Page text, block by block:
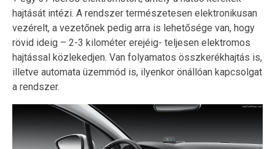
hajtását intézi. A rendszer természetesen elektronikusan
vezérelt, a vezetőnek pedig arra is lehetősége van, hogy
rövid ideig – 2-3 kilométer erejéig- teljesen elektromos
hajtással közlekedjen. Van folyamatos összkerékhajtás is,
illetve automata üzemmód is, ilyenkor önállóan kapcsolgat
a rendszer.